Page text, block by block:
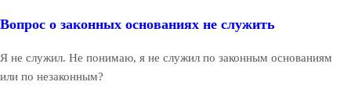
Вопрос о законных основаниях не служить
Я не служил. Не понимаю, я не служил по законным основаниям
или по незаконным?